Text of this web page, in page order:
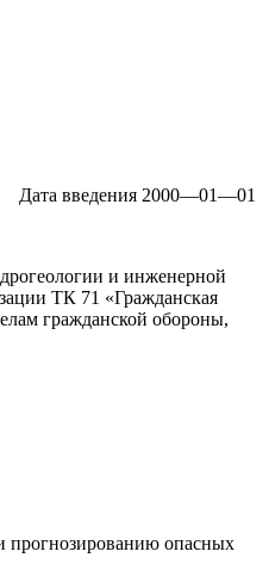
Дата введения 2000—01—01
и инженерной
ТК 71 «Гражданская
гражданской обороны,
прогнозированию опасных